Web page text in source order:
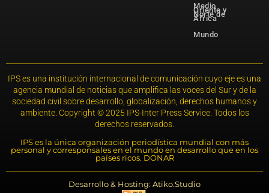
Medio
Oriente y
Norte de
África
Mundo
IPS es una institución internacional de comunicación cuyo eje es una
agencia mundial de noticias que amplifica las voces del Sur y de la
sociedad civil sobre desarrollo, globalización, derechos humanos y
ambiente. Copyright © 2025 IPS-Inter Press Service. Todos los
derechos reservados.
IPS es la única organización periodística mundial con más
personal y corresponsales en el mundo en desarrollo que en los
países ricos. DONAR
Desarrollo & Hosting: Atiko.Studio